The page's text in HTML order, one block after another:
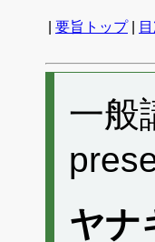
要旨トップ|
一般
ヤナ